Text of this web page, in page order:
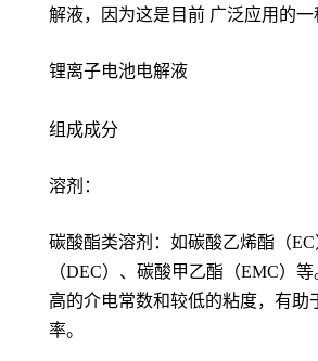
解液，因为这是目前 广泛应用的一
锂离子电池电解液
组成成分
溶剂：
碳酸酯类溶剂：如碳酸乙烯酯（
（DEC）、碳酸甲乙酯（EMC）
高的介电常数和较低的粘度，有助
率。